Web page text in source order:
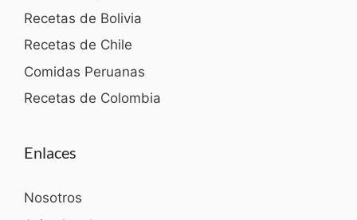
Recetas de Bolivia
Recetas de Chile
Comidas Peruanas
Recetas de Colombia
Enlaces
Nosotros